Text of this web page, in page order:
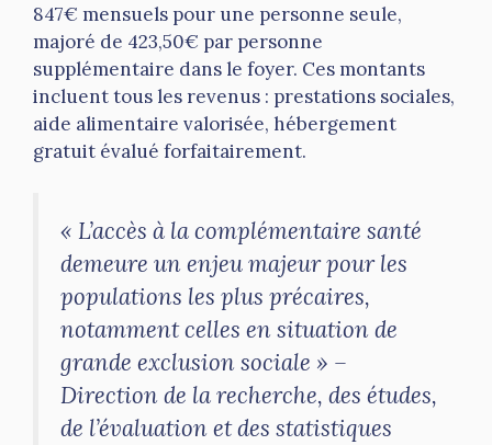
847€ mensuels pour une personne seule,
majoré de 423,50€ par personne
supplémentaire dans le foyer. Ces montants
incluent tous les revenus : prestations sociales,
aide alimentaire valorisée, hébergement
gratuit évalué forfaitairement.
« L’accès à la complémentaire santé
demeure un enjeu majeur pour les
populations les plus précaires,
notamment celles en situation de
grande exclusion sociale » –
Direction de la recherche, des études,
de l’évaluation et des statistiques